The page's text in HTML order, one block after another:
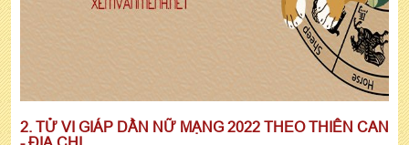
2. TỬ VI GIÁP DẦN NỮ MẠNG 2022 THEO THIÊN CAN